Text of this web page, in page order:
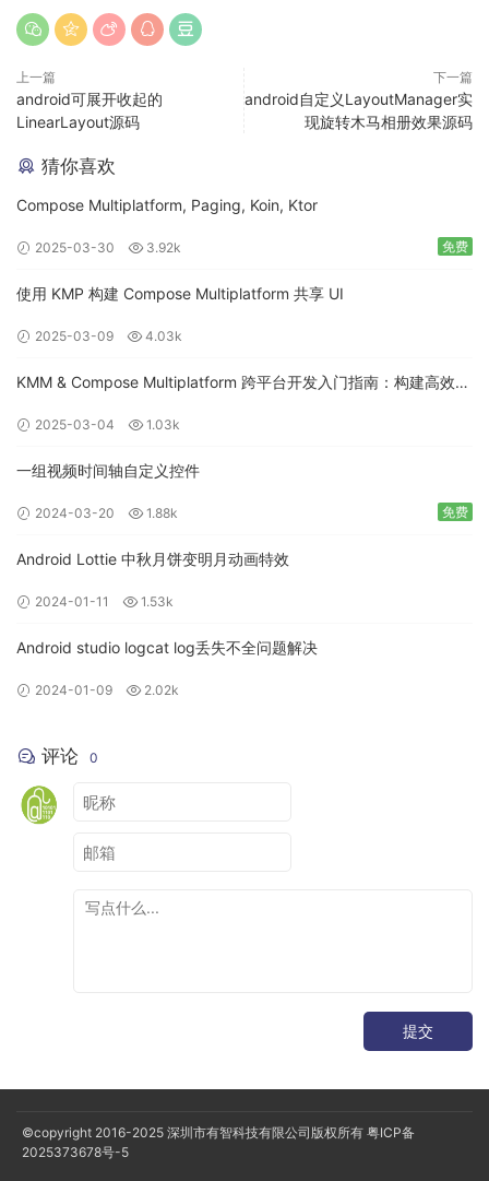
上一篇
android可展开收起的
LinearLayout源码
下一篇
android自定义LayoutManager实
现旋转木马相册效果源码
猜你喜欢
Compose Multiplatform, Paging, Koin, Ktor
2025-03-30 3.92k 免费
使用 KMP 构建 Compose Multiplatform 共享 UI
2025-03-09 4.03k
KMM & Compose Multiplatform 跨平台开发入门指南：构建高效的
2025-03-04 1.03k
一组视频时间轴自定义控件
2024-03-20 1.88k 免费
Android Lottie 中秋月饼变明月动画特效
2024-01-11 1.53k
Android studio logcat log丢失不全问题解决
2024-01-09 2.02k
评论 0
提交
©copyright 2016-2025 深圳市有智科技有限公司版权所有 粤ICP备
2025373678号-5